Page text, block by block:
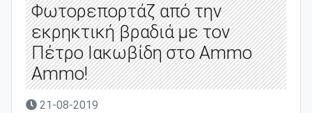
Φωτορεπορτάζ από την
εκρηκτική βραδιά με τον
Πέτρο Ιακωβίδη στο Ammo
Ammo!
21-08-2019